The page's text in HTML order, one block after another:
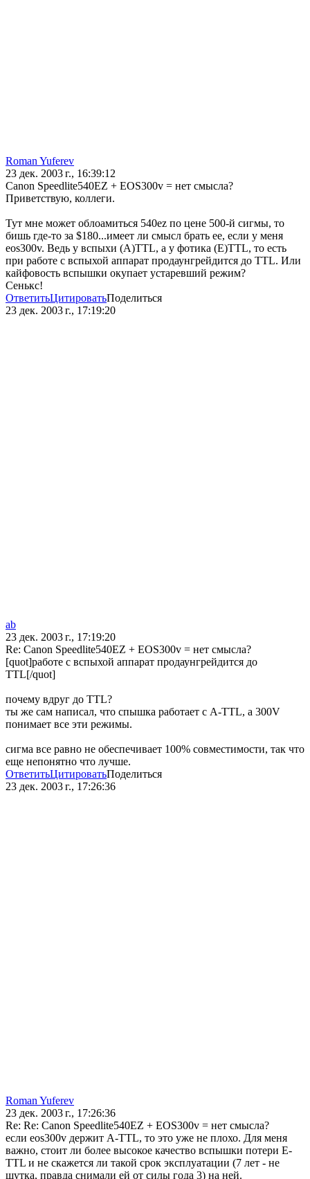
Roman Yuferev
23 дек. 2003 г., 16:39:12
Canon Speedlite540EZ + EOS300v = нет смысла?
Приветствую, коллеги.
Тут мне может облоамиться 540ez по цене 500-й сигмы, то
бишь где-то за $180...имеет ли смысл брать ее, если у меня
eos300v. Ведь у вспыхи (A)TTL, а у фотика (E)TTL, то есть
при работе с вспыхой аппарат продаунгрейдится до TTL. Или
кайфовость вспышки окупает устаревший режим?
Сенькс!
ОтветитьЦитироватьПоделиться
23 дек. 2003 г., 17:19:20
ab
23 дек. 2003 г., 17:19:20
Re: Canon Speedlite540EZ + EOS300v = нет смысла?
[quot]работе с вспыхой аппарат продаунгрейдится до
TTL[/quot]
почему вдруг до TTL?
ты же сам написал, что спышка работает с A-TTL, а 300V
понимает все эти режимы.
сигма все равно не обеспечивает 100% совместимости, так что
еще непонятно что лучше.
ОтветитьЦитироватьПоделиться
23 дек. 2003 г., 17:26:36
Roman Yuferev
23 дек. 2003 г., 17:26:36
Re: Re: Canon Speedlite540EZ + EOS300v = нет смысла?
если eos300v держит A-TTL, то это уже не плохо. Для меня
важно, стоит ли более высокое качество вспышки потери E-
TTL и не скажется ли такой срок эксплуатации (7 лет - не
шутка, правда снимали ей от силы года 3) на ней.